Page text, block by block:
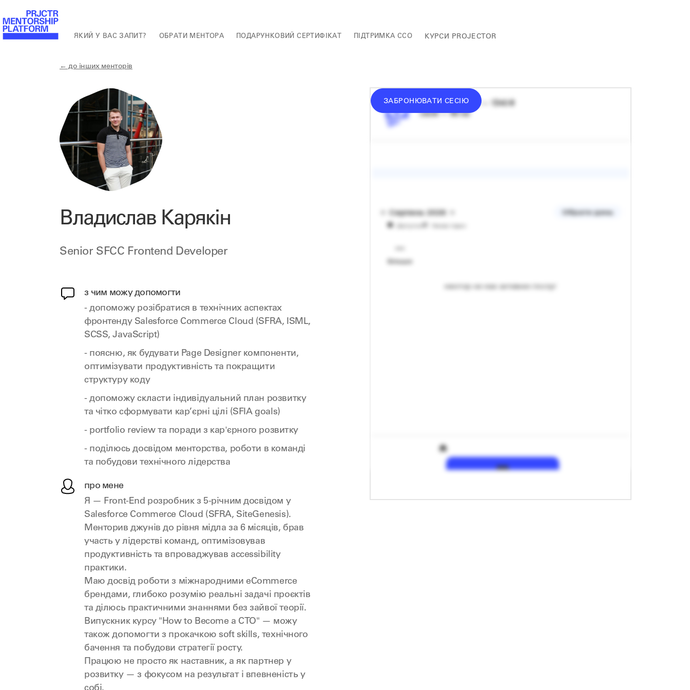
ЯКИЙ У ВАС ЗАПИТ? ОБРАТИ МЕНТОРА ПОДАРУНКОВИЙ СЕРТИФІКАТ ПІДТРИМКА ССО КУРСИ PROJECTOR
← до інших менторів
Владислав Карякін
Senior SFCC Frontend Developer
з чим можу допомогти
- допоможу розібратися в технічних аспектах
фронтенду Salesforce Commerce Cloud (SFRA, ISML,
SCSS, JavaScript)
- поясню, як будувати Page Designer компоненти,
оптимізувати продуктивність та покращити
структуру коду
- допоможу скласти індивідуальний план розвитку
та чітко сформувати кар’єрні цілі (SFIA goals)
- portfolio review та поради з кар'єрного розвитку
- поділюсь досвідом менторства, роботи в команді
та побудови технічного лідерства
про мене
Я — Front-End розробник з 5-річним досвідом у
Salesforce Commerce Cloud (SFRA, SiteGenesis).
Менторив джунів до рівня мідла за 6 місяців, брав
участь у лідерстві команд, оптимізовував
продуктивність та впроваджував accessibility
практики.
Маю досвід роботи з міжнародними eCommerce
брендами, глибоко розумію реальні задачі проєктів
та ділюсь практичними знаннями без зайвої теорії.
Випускник курсу "How to Become a CTO" — можу
також допомогти з прокачкою soft skills, технічного
бачення та побудови стратегії росту.
Працюю не просто як наставник, а як партнер у
розвитку — з фокусом на результат і впевненість у
ЗАБРОНЮВАТИ СЕСІЮ
середній донат — 1340 ₴
сесія — 60 хв